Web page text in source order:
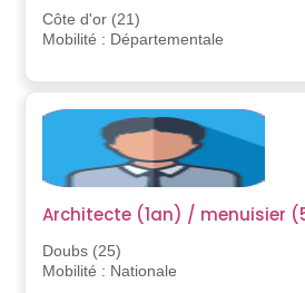
Côte d'or (21)
Mobilité : Départementale
Architecte (1an) / menuisier
Doubs (25)
Mobilité : Nationale